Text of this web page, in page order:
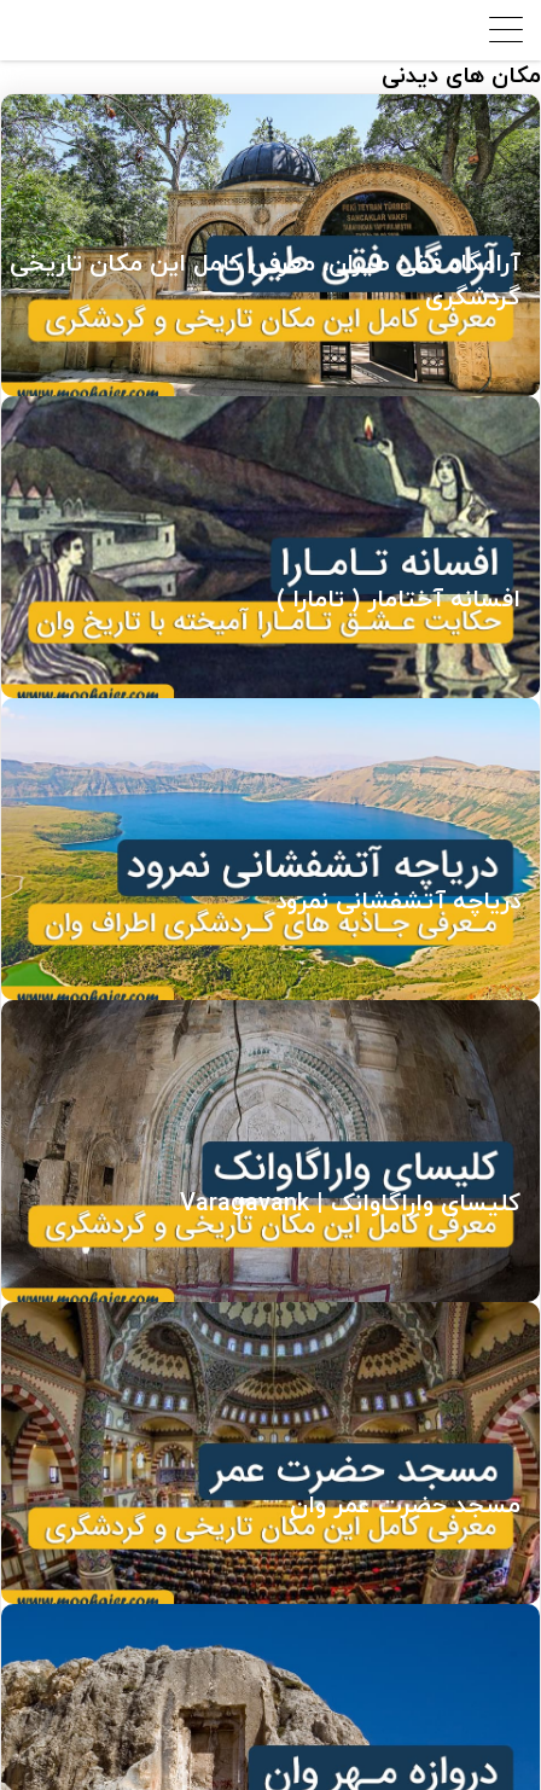
مکان های دیدنی
آرامگاه فقی طیران، معرفی کامل این مکان تاریخی
گردشگری
افسانه آختامار ( تامارا )
دریاچه آتشفشانی نمرود
کلیسای واراگاوانک | Varagavank
مسجد حضرت عمر وان